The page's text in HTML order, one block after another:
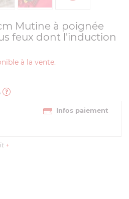
Mutine à poignée
feux dont l'induction
à la vente.
Infos paiement
+